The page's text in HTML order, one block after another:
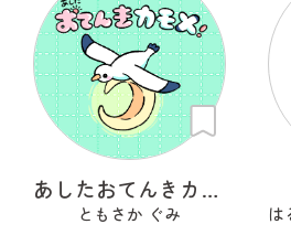
あしたおてんきカモメ
ともさか ぐみ